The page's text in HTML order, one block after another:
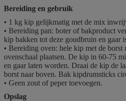
Bereiding en gebruik
• 1 kg kip gelijkmatig met de mix
• Bereiding pan: boter of bakproduct
kip bakken tot deze goudbruin en gaar
• Bereiding oven: hele kip met de borst
ovenschaal plaatsen. De kip in 60-75
en gaar laten worden. Draai de kip de
borst naar boven. Bak kipdrumsticks
• Geen zout of peper toevoegen.
Opslag